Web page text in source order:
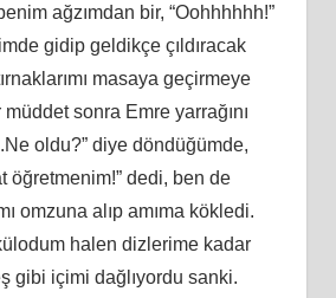
ağzımdan bir, “Oohhhhhh!”
gidip geldikçe çıldıracak
masaya geçirmeye
müddet sonra Emre yarrağını
oldu?” diye döndüğümde,
öğretmenim!” dedi, ben de
omzuna alıp amıma kökledi.
halen dizlerime kadar
gibi içimi dağlıyordu sanki.